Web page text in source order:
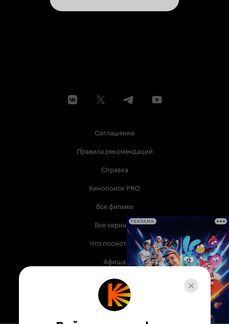
Соглашение
Правила рекомендаций
Справка
Кинопоиск PRO
Все фильмы
Все сериалы
Что посмотреть
Афиша
Музыка
Телепрограмма
РЕКЛАМА